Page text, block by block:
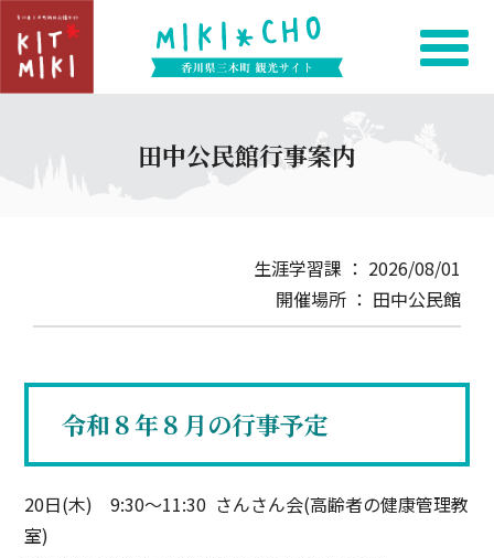
田中公民館行事案内
生涯学習課 ： 2026/08/01
開催場所 ： 田中公民館
令和８年８月の行事予定
20日(木) 9:30〜11:30 さんさん会(高齢者の健康管理教
室)